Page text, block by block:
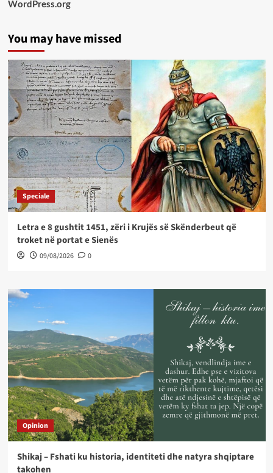
WordPress.org
You may have missed
Speciale
Letra e 8 gushtit 1451, zëri i Krujës së Skënderbeut që
troket në portat e Sienës
09/08/2026 0
Opinion
Shikaj – Fshati ku historia, identiteti dhe natyra shqiptare
takohen